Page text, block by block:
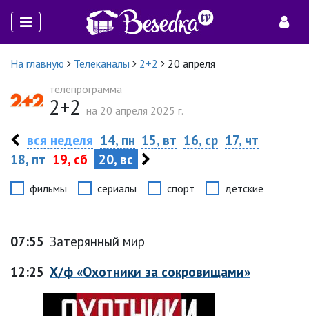
На главную Телеканалы 2+2
20 апреля
телепрограмма
2+2 на 20 апреля 2025 г.
вся неделя 14, пн 15, вт 16, ср 17, чт
18, пт 19, сб 20, вс
фильмы сериалы спорт детские
07:55 Затерянный мир
12:25 Х/ф «Охотники за сокровищами»